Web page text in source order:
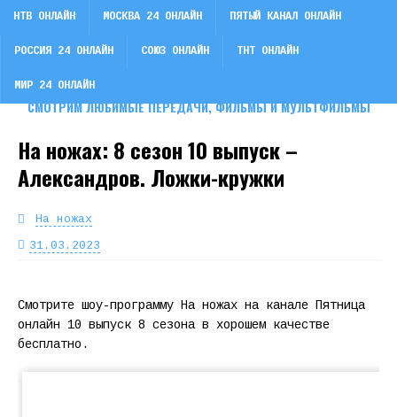
СМОТРИМ ЛЮБИМЫЕ ПЕРЕДАЧИ, ФИЛЬМЫ И МУЛЬТФИЛЬМЫ
НТВ ОНЛАЙН МОСКВА 24 ОНЛАЙН ПЯТЫЙ КАНАЛ ОНЛАЙН
РОССИЯ 24 ОНЛАЙН СОЮЗ ОНЛАЙН ТНТ ОНЛАЙН
МИР 24 ОНЛАЙН
На ножах: 8 сезон 10 выпуск –
Александров. Ложки-кружки
На ножах
31.03.2023
Смотрите шоу-программу На ножах на канале Пятница
онлайн 10 выпуск 8 сезона в хорошем качестве
бесплатно.